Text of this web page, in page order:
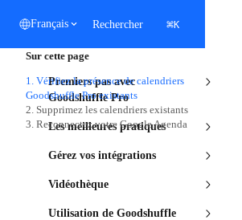
Français Rechercher ⌘K
Premiers pas avec
Goodshuffle Pro
Les meilleures pratiques
Gérez vos intégrations
Vidéothèque
Utilisation de Goodshuffle
Sur cette page
1. Vérifiez la présence de calendriers
Goodshuffle Pro existants
2. Supprimez les calendriers existants
3. Reconnectez votre Google Agenda